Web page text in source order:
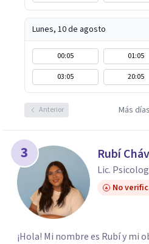
Lunes, 10 de agosto
00:05 01:05
03:05
20:05
Anterior Más días
3 Rubí
Lic.
No
¡Hola! Mi nombre es Rubí y mi